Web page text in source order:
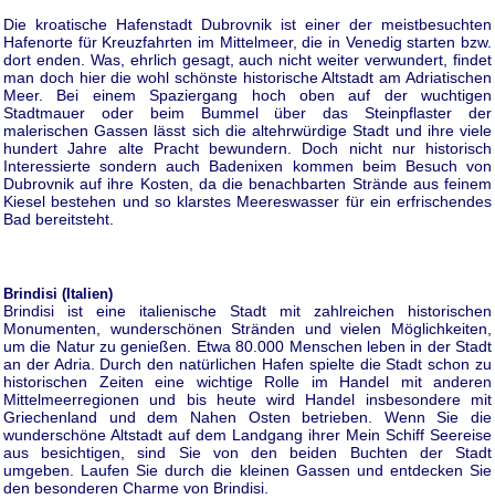
Die kroatische Hafenstadt Dubrovnik ist einer der meistbesuchten
Hafenorte für Kreuzfahrten im Mittelmeer, die in Venedig starten bzw.
dort enden. Was, ehrlich gesagt, auch nicht weiter verwundert, findet
man doch hier die wohl schönste historische Altstadt am Adriatischen
Meer. Bei einem Spaziergang hoch oben auf der wuchtigen
Stadtmauer oder beim Bummel über das Steinpflaster der
malerischen Gassen lässt sich die altehrwürdige Stadt und ihre viele
hundert Jahre alte Pracht bewundern. Doch nicht nur historisch
Interessierte sondern auch Badenixen kommen beim Besuch von
Dubrovnik auf ihre Kosten, da die benachbarten Strände aus feinem
Kiesel bestehen und so klarstes Meereswasser für ein erfrischendes
Bad bereitsteht.
Brindisi (Italien)
Brindisi ist eine italienische Stadt mit zahlreichen historischen
Monumenten, wunderschönen Stränden und vielen Möglichkeiten,
um die Natur zu genießen. Etwa 80.000 Menschen leben in der Stadt
an der Adria. Durch den natürlichen Hafen spielte die Stadt schon zu
historischen Zeiten eine wichtige Rolle im Handel mit anderen
Mittelmeerregionen und bis heute wird Handel insbesondere mit
Griechenland und dem Nahen Osten betrieben. Wenn Sie die
wunderschöne Altstadt auf dem Landgang ihrer Mein Schiff Seereise
aus besichtigen, sind Sie von den beiden Buchten der Stadt
umgeben. Laufen Sie durch die kleinen Gassen und entdecken Sie
den besonderen Charme von Brindisi.